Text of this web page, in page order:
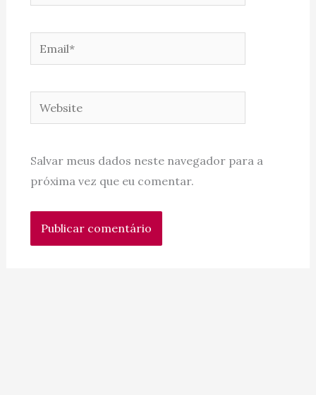
Email*
Website
Salvar meus dados neste navegador para a
próxima vez que eu comentar.